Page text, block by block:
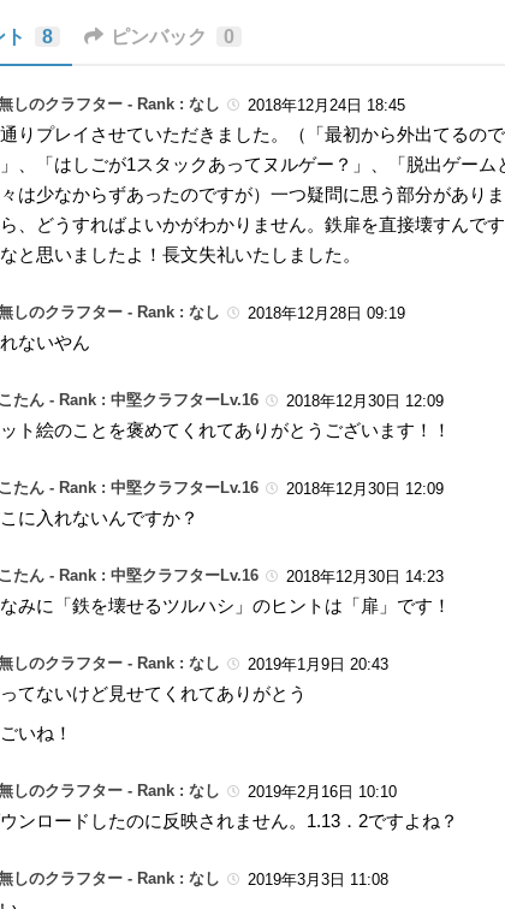
ト 8 ピンバック 0
しのクラフター - Rank : なし 2018年12月24日 18:45
りプレイさせていただきました。（「最初から外出てるの
、「はしごが1スタックあってヌルゲー？」、「脱出ゲーム
は少なからずあったのですが）一つ疑問に思う部分があり
、どうすればよいかがわかりません。鉄扉を直接壊すんで
と思いましたよ！長文失礼いたしました。
しのクラフター - Rank : なし 2018年12月28日 09:19
ないやん
たん - Rank : 中堅クラフターLv.16 2018年12月30日 12:09
ット絵のことを褒めてくれてありがとうございます！！
たん - Rank : 中堅クラフターLv.16 2018年12月30日 12:09
に入れないんですか？
たん - Rank : 中堅クラフターLv.16 2018年12月30日 14:23
みに「鉄を壊せるツルハシ」のヒントは「扉」です！
しのクラフター - Rank : なし 2019年1月9日 20:43
てないけど見せてくれてありがとう
いね！
しのクラフター - Rank : なし 2019年2月16日 10:10
ンロードしたのに反映されません。1.13．2ですよね？
しのクラフター - Rank : なし 2019年3月3日 11:08